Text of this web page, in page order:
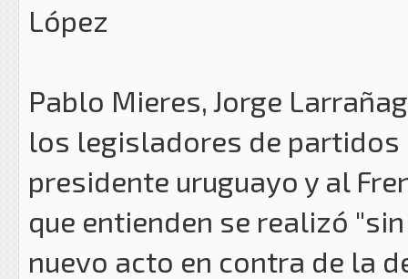
López
Pablo Mieres, Jorge
los legisladores de
presidente uruguayo y al
que entienden se realizó
nuevo acto en contra de la